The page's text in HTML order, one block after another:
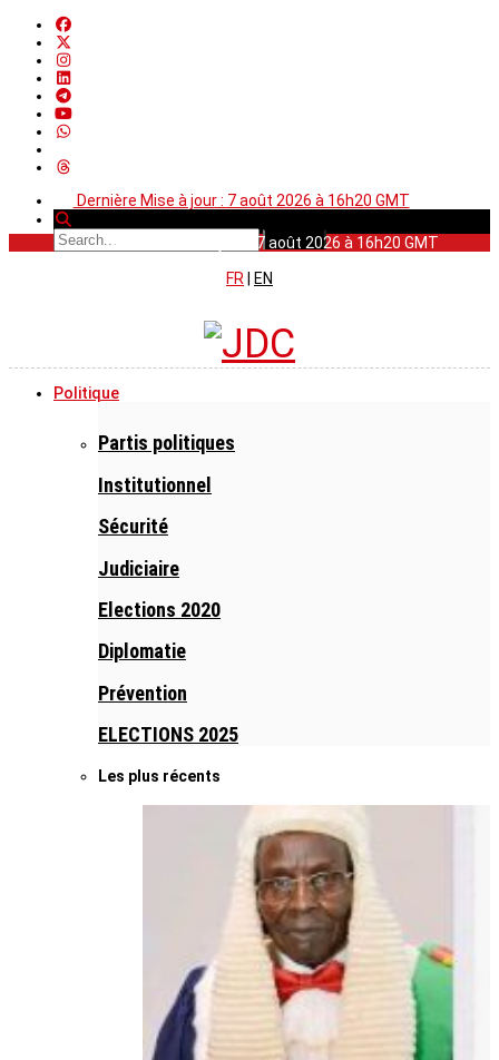
Dernière Mise à jour : 7 août 2026 à 16h20 GMT
Dernière Mise à jour : 7 août 2026 à 16h20 GMT
FR
EN
Politique
Partis politiques
Institutionnel
Sécurité
Judiciaire
Elections 2020
Diplomatie
Prévention
ELECTIONS 2025
Les plus récents